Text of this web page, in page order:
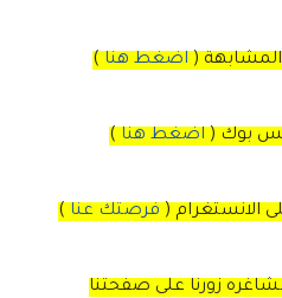
( اضغط هنا )
بوك ( اضغط هنا )
الانستغرام ( فرصتك عنا )
زورنا على صفحتنا